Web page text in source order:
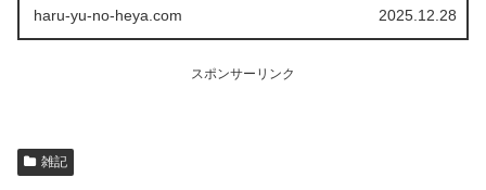
haru-yu-no-heya.com 2025.12.28
スポンサーリンク
雑記